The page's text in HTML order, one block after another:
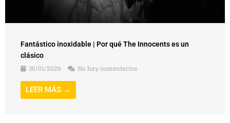
Fantástico inoxidable | Por qué The Innocents es un
clásico
30/01/2026
No hay comentarios
LEER MÁS →